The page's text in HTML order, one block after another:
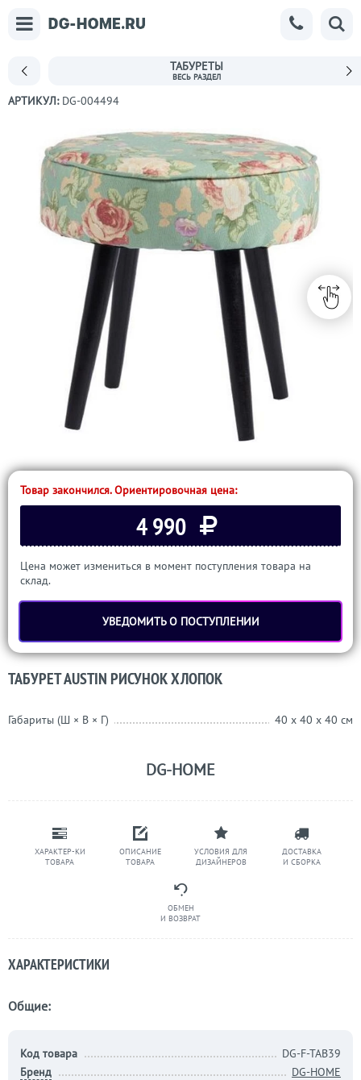
ТАБУРЕТЫ
АРТИКУЛ: DG-004494
ХАРАКТЕР-КИ
ТОВАРА
ОПИСАНИЕ
ТОВАРА
УСЛОВИЯ ДЛЯ
ДИЗАЙНЕРОВ
ДОСТАВКА
И СБОРКА
ОБМЕН
И ВОЗВРАТ
Товар закончился. Ориентировочная цена:
4 990
Цена может измениться в момент поступления товара на
склад.
УВЕДОМИТЬ О ПОСТУПЛЕНИИ
ТАБУРЕТ AUSTIN РИСУНОК ХЛОПОК
Габариты (Ш × В × Г) 40 x 40 x 40 см
DG-HOME
ХАРАКТЕРИСТИКИ
Общие:
Код товара
DG-F-TAB39
Бренд
DG-HOME